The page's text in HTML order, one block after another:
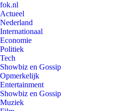
fok.nl
Actueel
Nederland
Internationaal
Economie
Politiek
Tech
Showbiz en Gossip
Opmerkelijk
Entertainment
Showbiz en Gossip
Muziek